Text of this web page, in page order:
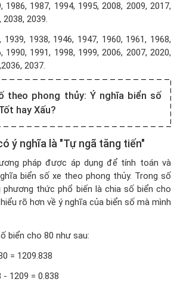
1986, 1987, 1994, 1995, 2008, 2009, 2017,
2038, 2039.
1939, 1938, 1946, 1947, 1960, 1961, 1968,
1990, 1991, 1998, 1999, 2006, 2007, 2020,
2037.
theo phong thủy: Ý nghĩa biển số
hay Xấu?
ý nghĩa là "Tự ngã tăng tiến"
pháp được áp dụng để tính toán và
biển số xe theo phong thủy. Trong số
thức phổ biến là chia số biển cho
rõ hơn về ý nghĩa của biển số mà mình
biển cho 80 như sau:
= 1209.838
- 1209 = 0.838